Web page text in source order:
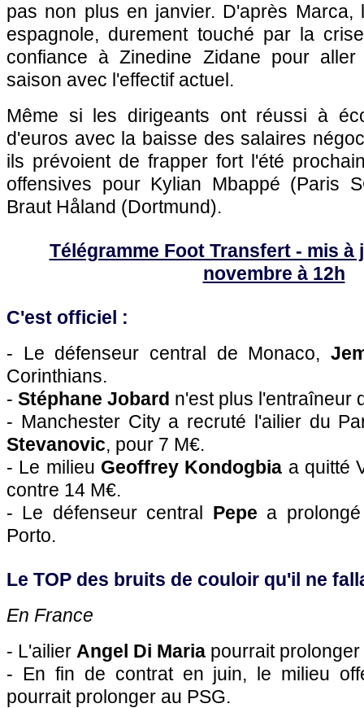
pas non plus en janvier. D'après
espagnole, durement touché par la
confiance à Zinedine Zidane pour
saison avec l'effectif actuel.
Même si les dirigeants ont réussi à
d'euros avec la baisse des salaires
ils prévoient de frapper fort l'été
offensives pour Kylian Mbappé (Paris
Braut Håland (Dortmund).
Télégramme Foot Transfert - mis à
novembre à 12h
C'est officiel :
- Le défenseur central de Monaco,
Corinthians.
- Stéphane Jobard n'est plus l'entraîneur
- Manchester City a recruté l'ailier du
Stevanovic, pour 7 M€.
- Le milieu Geoffrey Kondogbia a quitté
contre 14 M€.
- Le défenseur central Pepe a
Porto.
Le TOP des bruits de couloir qu'il ne
En France
- L'ailier Angel Di Maria pourrait
- En fin de contrat en juin, le milieu
pourrait prolonger au PSG.